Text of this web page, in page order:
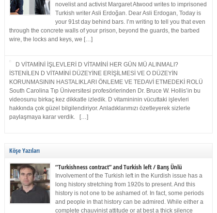
novelist and activist Margaret Atwood writes to imprisoned
Turkish writer Asli Erdoğan. Dear Asli Erdogan, Today is
your 91st day behind bars. I’m writing to tell you that even
through the concrete walls of your prison, beyond the guards, the barbed
wire, the locks and keys, we […]
D VİTAMİNİ İŞLEVLERİ D VİTAMİNİ HER GÜN MÜ ALINMALI?
İSTENİLEN D VİTAMİNİ DÜZEYİNE ERİŞİLMESİ VE O DÜZEYİN
KORUNMASININ HASTALIKLARI ÖNLEME VE TEDAVİ ETMEDEKİ ROLÜ
South Carolina Tıp Üniversitesi profesörlerinden Dr. Bruce W. Hollis’in bu
videosunu birkaç kez dikkatle izledik. D vitamininin vücuttaki işlevleri
hakkında çok güzel bilgilendiriyor. Anladıklarımızı özetleyerek sizlerle
paylaşmaya karar verdik. […]
Köşe Yazıları
“Turkishness contract” and Turkish left / Barış Ünlü
Involvement of the Turkish left in the Kurdish issue has a
long history stretching from 1920s to present. And this
history is not one to be ashamed of. In fact, some periods
and people in that history can be admired. While either a
complete chauvinist attitude or at best a thick silence